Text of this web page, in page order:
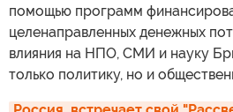
помощью программ
целенаправленных денежных
влияния на НПО, СМИ и науку
только политику, но и